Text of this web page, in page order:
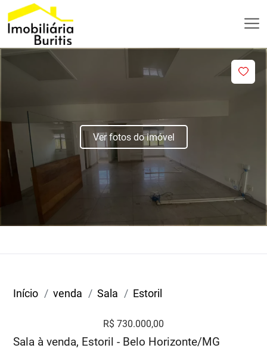
Ver fotos do imóvel
Início venda Sala Estoril
R$ 730.000,00
Sala à venda, Estoril - Belo Horizonte/MG